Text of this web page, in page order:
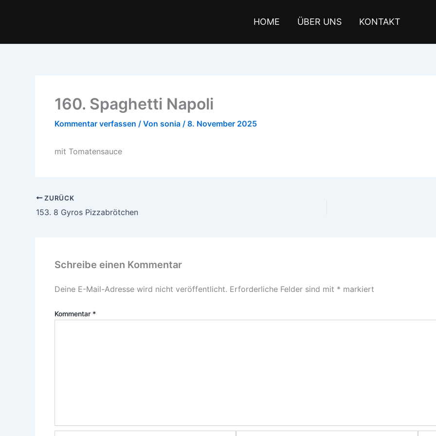
HOME ÜBER UNS KONTAKT
160. Spaghetti Napoli
Kommentar verfassen / Von sonia / 8. November 2025
mit Tomatensauce
ZURÜCK
153. 8 Gyros Pizzabrötchen
Schreibe einen Kommentar
Deine E-Mail-Adresse wird nicht veröffentlicht. Erforderliche Felder sind mit * markiert
Kommentar *